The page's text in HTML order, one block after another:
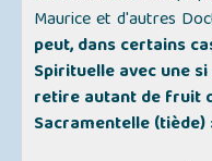
Maurice et d'autres
peut, dans certains
Spirituelle avec une
retire autant de fruit
Sacramentelle (tiède)